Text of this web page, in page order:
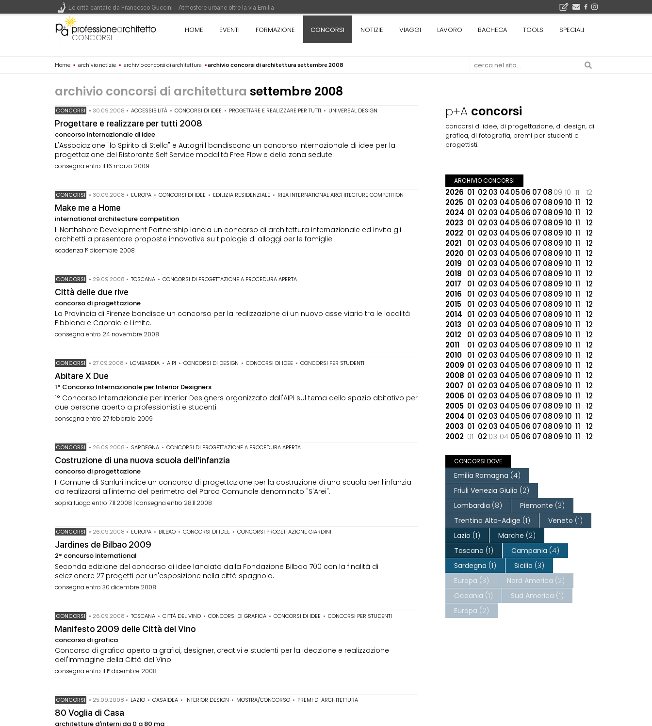
CONCORSI
HOME EVENTI FORMAZIONE CONCORSI NOTIZIE VIAGGI LAVORO BACHECA TOOLS SPECIALI
Home ▪ archivio notizie ▪ archivio concorsi di architettura ▪archivio concorsi di architettura settembre 2008
archivio concorsi di architetturasettembre 2008
CONCORSI • 30.09.2008 • ACCESSIBILITÀ • CONCORSI DI IDEE • PROGETTARE E REALIZZARE PER TUTTI • UNIVERSAL DESIGN
Progettare e realizzare per tutti 2008
concorso internazionale di idee
L'Associazione "lo Spirito di Stella" e Autogrill bandiscono un concorso internazionale di idee per la
progettazione del Ristorante Self Service modalità Free Flow e della zona sedute.
consegna entro il 16 marzo 2009
CONCORSI • 30.09.2008 • EUROPA • CONCORSI DI IDEE • EDILIZIA RESIDENZIALE • RIBA INTERNATIONAL ARCHITECTURE COMPETITION
Make me a Home
international architecture competition
Il Northshore Development Partnership lancia un concorso di architettura internazionale ed invita gli
architetti a presentare proposte innovative su tipologie di alloggi per le famiglie.
scadenza 1° dicembre 2008
CONCORSI • 29.09.2008 • TOSCANA • CONCORSI DI PROGETTAZIONE A PROCEDURA APERTA
Città delle due rive
concorso di progettazione
La Provincia di Firenze bandisce un concorso per la realizzazione di un nuovo asse viario tra le località
Fibbiana e Capraia e Limite.
consegna entro 24 novembre 2008
CONCORSI • 27.09.2008 • LOMBARDIA • AIPI • CONCORSI DI DESIGN • CONCORSI DI IDEE • CONCORSI PER STUDENTI
Abitare X Due
1° Concorso Internazionale per Interior Designers
1° Concorso Internazionale per Interior Designers organizzato dall'AIPi sul tema dello spazio abitativo per
due persone aperto a professionisti e studenti.
consegna entro 27 febbraio 2009
CONCORSI • 26.09.2008 • SARDEGNA • CONCORSI DI PROGETTAZIONE A PROCEDURA APERTA
Costruzione di una nuova scuola dell'infanzia
concorso di progettazione
Il Comune di Sanluri indice un concorso di progettazione per la costruzione di una scuola per l'infanzia
da realizzarsi all'interno del perimetro del Parco Comunale denominato "S'Arei".
sopralluogo entro 7.11.2008 | consegna entro 28.11.2008
CONCORSI • 26.09.2008 • EUROPA • BILBAO • CONCORSI DI IDEE • CONCORSI PROGETTAZIONE GIARDINI
Jardines de Bilbao 2009
2° concurso international
Seconda edizione del concorso di idee lanciato dalla Fondazione Bilbao 700 con la finalità di
selezionare 27 progetti per un'esposizione nella città spagnola.
consegna entro 30 dicembre 2008
CONCORSI • 26.09.2008 • TOSCANA • CITTÀ DEL VINO • CONCORSI DI GRAFICA • CONCORSI DI IDEE • CONCORSI PER STUDENTI
Manifesto 2009 delle Città del Vino
concorso di grafica
Concorso di grafica aperto a grafici, designer, creativi e studenti per la ideazione e realizzazione
dell'immagine della Città del Vino.
consegna entro il 1° dicembre 2008
CONCORSI • 25.09.2008 • LAZIO • CASAIDEA • INTERIOR DESIGN • MOSTRA/CONCORSO • PREMI DI ARCHITETTURA
80 Voglia di Casa
architetture d'interni da 0 a 80 mq
p+A concorsi
concorsi di idee, di progettazione, di design, di
grafica, di fotografia, premi per studenti e
progettisti.
ARCHIVIO CONCORSI
2026 01 02 03 040506 07 0809 10 11
12
2025 01 02 03 040506 07 080910 11
12
2024 01 02 03 040506 07 080910 11
12
2023 01 02 03 040506 07 080910 11
12
2022 01 02 03 040506 07 080910 11
12
2021
01 02 03 040506 07 080910 11
12
2020 01 02 03 040506 07 080910 11
12
2019
01 02 03 040506 07 080910 11
12
2018
01 02 03 040506 07 080910 11
12
2017
01 02 03 040506 07 080910 11
12
2016
01 02 03 040506 07 080910 11
12
2015
01 02 03 040506 07 080910 11
12
2014 01 02 03 040506 07 080910 11
12
2013
01 02 03 040506 07 080910 11
12
2012
01 02 03 040506 07 080910 11
12
2011
01 02 03 040506 07 080910 11
12
2010 01 02 03 040506 07 080910 11
12
2009 01 02 03 040506 07 080910 11
12
2008 01 02 03 040506 07 080910 11
12
2007 01 02 03 040506 07 080910 11
12
2006 01 02 03 040506 07 080910 11
12
2005 01 02 03 040506 07 080910 11
12
2004 01 02 03 040506 07 080910 11
12
2003 01 02 03 040506 07 080910 11
12
2002 01 02 03 04 0506 07 080910 11 12
CONCORSI DOVE
Emilia Romagna (4)
Friuli Venezia Giulia (2)
Lombardia (8) Piemonte (3)
Trentino Alto-Adige (1) Veneto (1)
Lazio (1) Marche (2)
Toscana (1) Campania (4)
Sardegna (1) Sicilia (3)
Europa (3) Nord America (2)
Oceania (1) Sud America (1)
Europa (2)
Le città cantate da Francesco Guccini - Atmosfere urbane oltre la via Emilia
Renzo Piano World Tour 2026, ottava edizione in partenza. Rotta verso Ovest - Europa, Stati Uniti e Canada | 22 agosto > 30 settembre 2026